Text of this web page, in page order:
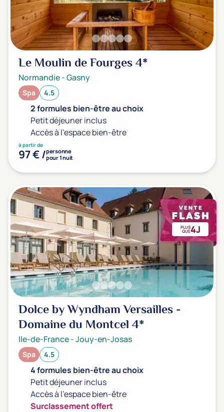
Soins sans hébergement
(0)
Offre séjour + vol inclus
(0)
Le Moulin de Fourges4*
Normandie-Gasny
Spa 4.5
2 formules bien-être au choix
Petit déjeuner inclus
Accès à l'espace bien-être
à partir de
97 € /personne
pour 1 nuit
PLUS
QUE4J
Dolce by Wyndham Versailles -
Domaine du Montcel4*
Ile-de-France-Jouy-en-Josas
Spa 4.5
4 formules bien-être au choix
Petit déjeuner inclus
Accès à l'espace bien-être
Surclassement offert